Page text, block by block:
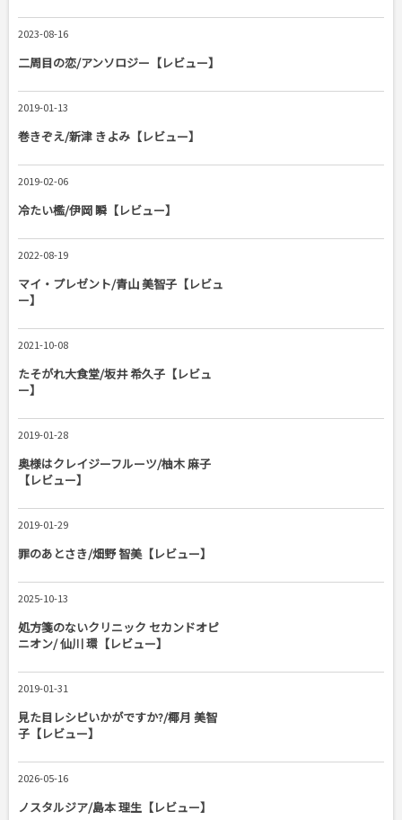
2023-08-16
二周目の恋/アンソロジー【レビュー】
2019-01-13
巻きぞえ/新津 きよみ【レビュー】
2019-02-06
冷たい檻/伊岡 瞬【レビュー】
2022-08-19
マイ・プレゼント/青山 美智子【レビュ
ー】
2021-10-08
たそがれ大食堂/坂井 希久子【レビュ
ー】
2019-01-28
奥様はクレイジーフルーツ/柚木 麻子
【レビュー】
2019-01-29
罪のあとさき/畑野 智美【レビュー】
2025-10-13
処方箋のないクリニック セカンドオピ
ニオン/ 仙川 環【レビュー】
2019-01-31
見た目レシピいかがですか?/椰月 美智
子【レビュー】
2026-05-16
ノスタルジア/島本 理生【レビュー】